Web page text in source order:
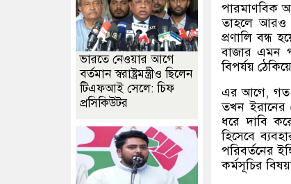
পারমাণবিক
তাহলে আরও
প্রণালি বন্ধ
বাজার এমন
বিপর্যয়
এর আগে, গত
তখন ইরানের
ধরে দাবি
হিসেবে
পরিবর্তনের
কর্মসূচির
ভারতে নেওয়ার আগে
বর্তমান স্বরাষ্ট্রমন্ত্রীও ছিলেন
টিএফআই সেলে: চিফ
প্রসিকিউটর